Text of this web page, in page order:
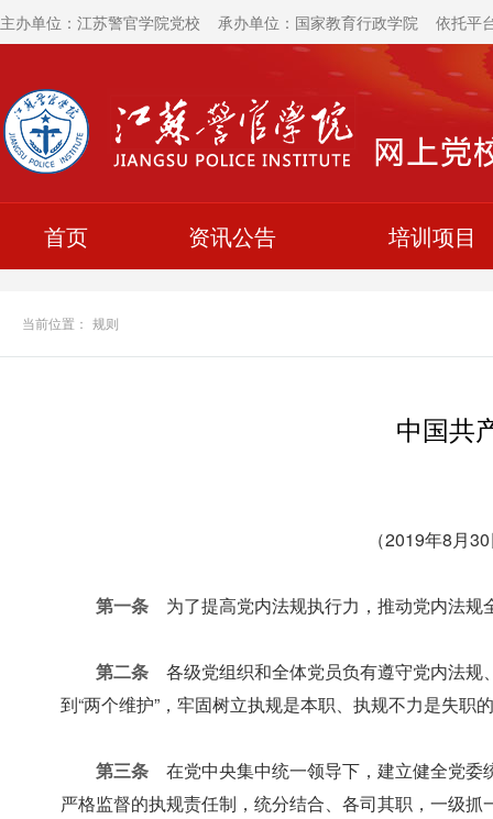
主办单位：江苏警官学院党校 承办单位：国家教育行政学院 依托平
首页 资讯公告 培训项目
当前位置： 规则
中国共
（2019年8月
第一条 为了提高党内法规执行力，推动党内法规
第二条 各级党组织和全体党员负有遵守党内法规
到“两个维护”，牢固树立执规是本职、执规不力是失
第三条 在党中央集中统一领导下，建立健全党委
严格监督的执规责任制，统分结合、各司其职，一级抓